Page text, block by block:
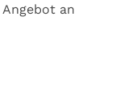
an